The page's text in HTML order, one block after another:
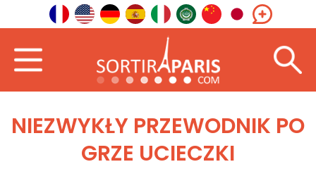
NIEZWYKŁY PRZEWODNIK PO
GRZE UCIECZKI